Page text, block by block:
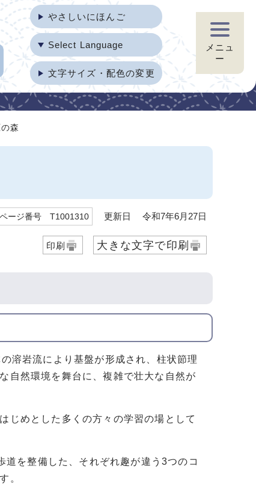
やさしいにほんご
Select Language
文字サイズ・配色の変更
メニュ
ー
森
ページ番号 T1001310 更新日 令和7年6月27日
印刷 大きな文字で印刷
溶岩流により基盤が形成され、柱状節理
自然環境を舞台に、複雑で壮大な自然が
じめとした多くの方々の学習の場として
を整備した、それぞれ趣が違う3つのコ
。